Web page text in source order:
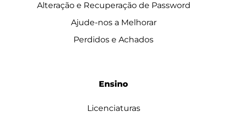
Alteração e Recuperação de Password
Ajude-nos a Melhorar
Perdidos e Achados
Ensino
Licenciaturas